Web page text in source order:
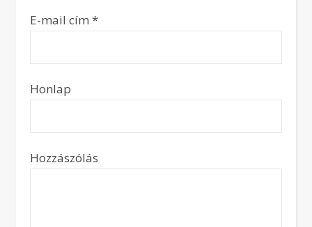
E-mail cím *
Honlap
Hozzászólás